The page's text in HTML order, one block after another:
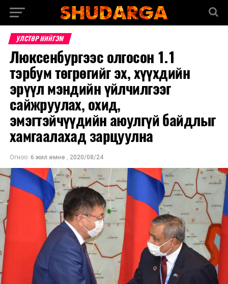
УЛСТӨР НИЙГЭМ
Люксенбургээс олгосон 1.1
тэрбум төгрөгийг эх, хүүхдийн
эрүүл мэндийн үйлчилгээг
сайжруулах, охид,
эмэгтэйчүүдийн аюулгүй байдлыг
хамгаалахад зарцуулна
Огноо: 6 жил.өмнө , 2020/08/24